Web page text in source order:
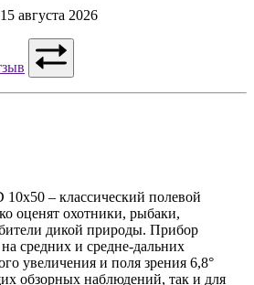
августа 2026
10x50 – классический полевой
оценят охотники, рыбаки,
дикой природы. Прибор
средних и средне-дальних
увеличения и поля зрения 6,8°
обзорных наблюдений, так и для